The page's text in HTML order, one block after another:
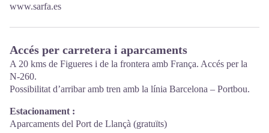
www.sarfa.es
Accés per carretera i aparcaments
A 20 kms de Figueres i de la frontera amb França. Accés per la
N-260.
Possibilitat d’arribar amb tren amb la línia Barcelona – Portbou.
Estacionament :
Aparcaments del Port de Llançà (gratuïts)